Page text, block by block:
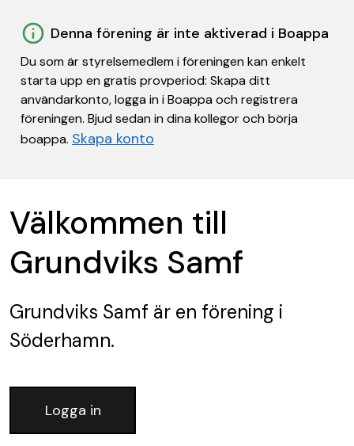
Denna förening är inte aktiverad i Boappa
Du som är styrelsemedlem i föreningen kan enkelt
starta upp en gratis provperiod: Skapa ditt
användarkonto, logga in i Boappa och registrera
föreningen. Bjud sedan in dina kollegor och börja
boappa. Skapa konto
Välkommen till
Grundviks Samf
Grundviks Samf är en förening i
Söderhamn.
Logga in